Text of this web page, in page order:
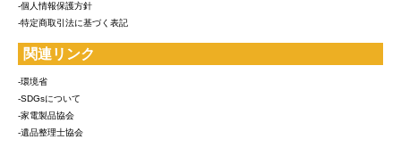
-個人情報保護方針
-特定商取引法に基づく表記
関連リンク
-環境省
-SDGsについて
-家電製品協会
-遺品整理士協会